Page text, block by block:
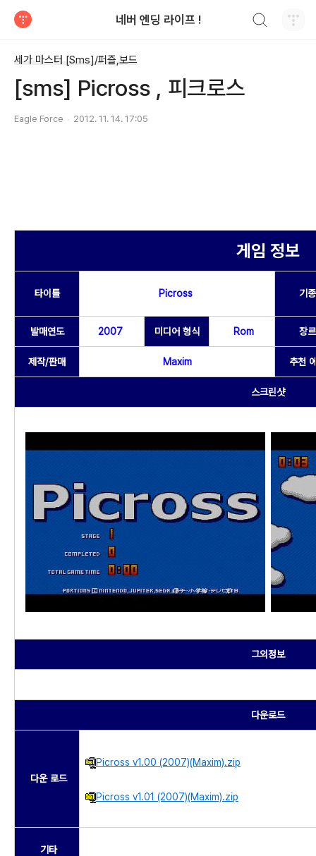
네버 엔딩 라이프 !
세가 마스터 [Sms]/퍼즐,보드
[sms] Picross , 피크로스
Eagle Force 2012. 11. 14. 17:05
게임 정보
타이틀 Picross 기종
발매연도 2007 미디어 형식 Rom 장르
제작/판매 Maxim 추천
스크린샷
그외정보
다운로드
다운 로드
Picross v1.00 (2007)(Maxim).zip
Picross v1.01 (2007)(Maxim).zip
기타